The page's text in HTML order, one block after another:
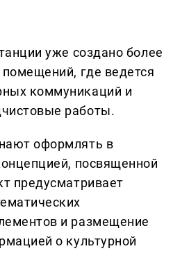
уже создано более
помещений, где ведется
коммуникаций и
работы.
оформлять в
посвященной
предусматривает
и размещение
о культурной